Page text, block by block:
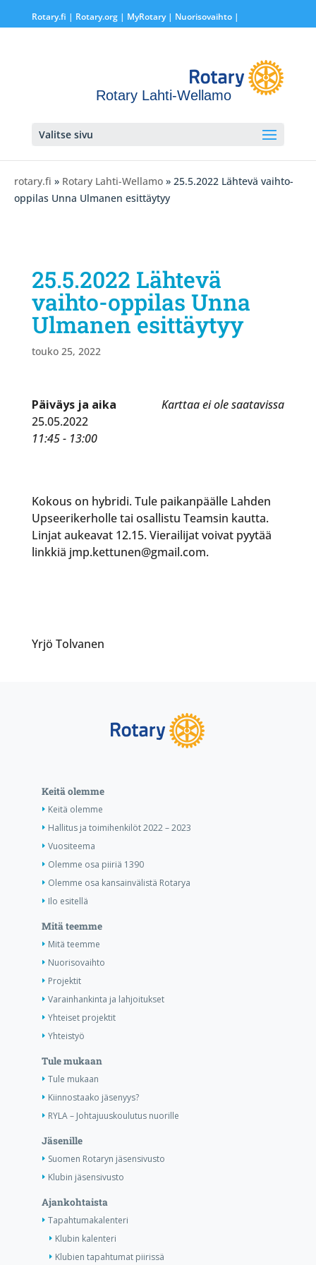
Rotary.fi | Rotary.org| MyRotary | Nuorisovaihto|
Rotary Lahti-Wellamo
Valitse sivu
rotary.fi » Rotary Lahti-Wellamo » 25.5.2022 Lähtevä vaihto-
oppilas Unna Ulmanen esittäytyy
25.5.2022 Lähtevä
vaihto-oppilas Unna
Ulmanen esittäytyy
touko 25, 2022
Karttaa ei ole saatavissa
Päiväys ja aika
25.05.2022
11:45 - 13:00
Kokous on hybridi. Tule paikanpäälle Lahden
Upseerikerholle tai osallistu Teamsin kautta.
Linjat aukeavat 12.15. Vierailijat voivat pyytää
linkkiä jmp.kettunen@gmail.com.
Yrjö Tolvanen
Keitä olemme
Keitä olemme
Hallitus ja toimihenkilöt 2022 – 2023
Vuositeema
Olemme osa piiriä 1390
Olemme osa kansainvälistä Rotarya
Ilo esitellä
Mitä teemme
Mitä teemme
Nuorisovaihto
Projektit
Varainhankinta ja lahjoitukset
Yhteiset projektit
Yhteistyö
Tule mukaan
Tule mukaan
Kiinnostaako jäsenyys?
RYLA – Johtajuuskoulutus nuorille
Jäsenille
Suomen Rotaryn jäsensivusto
Klubin jäsensivusto
Ajankohtaista
Tapahtumakalenteri
Klubin kalenteri
Klubien tapahtumat piirissä